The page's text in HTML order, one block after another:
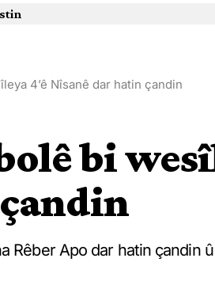
4’ê Nîsanê dar hatin çandin
bi
Rêber Apo dar hatin çandin